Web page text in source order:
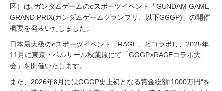
区）は､ガンダムゲームのeスポーツイベント「GUNDAM GAME
GRAND PRIX(ガンダムゲームグランプリ、以下GGGP)」の開催
概要を発表いたしました。
日本最大級のeスポーツイベント「RAGE」とコラボし、2025年
11月に東京・ベルサール秋葉原にて「GGGP×RAGEコラボ大
会」を開催いたします。
また、2026年8月にはGGGP史上初となる賞金総額“1000万円“を